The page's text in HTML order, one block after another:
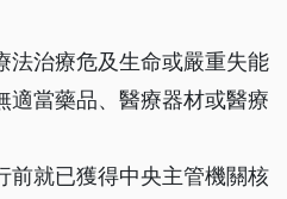
法治療危及生命或嚴重失能
適當藥品、醫療器材或醫療
前就已獲得中央主管機關核